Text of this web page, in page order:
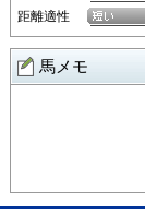
距離適性
馬メモ